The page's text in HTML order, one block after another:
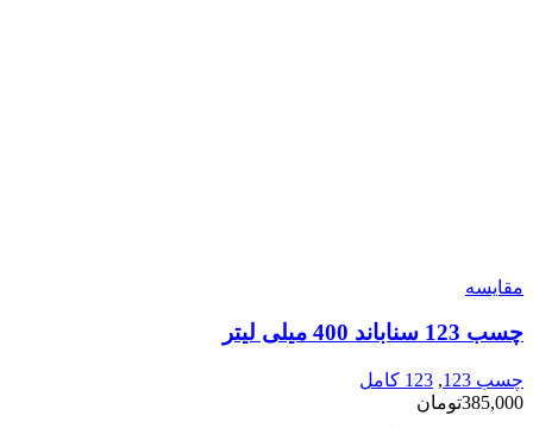
مقایسه
چسب 123 سناباند 400 میلی لیتر
چسب 123 , 123 کامل
385,000تومان